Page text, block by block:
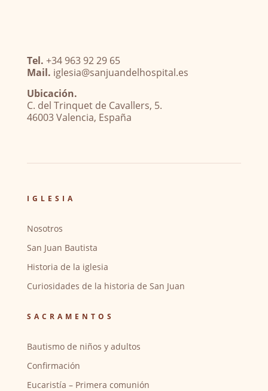
Tel. +34 963 92 29 65
Mail. iglesia@sanjuandelhospital.es
Ubicación.
C. del Trinquet de Cavallers, 5.
46003 Valencia, España
IGLESIA
Nosotros
San Juan Bautista
Historia de la iglesia
Curiosidades de la historia de San Juan
SACRAMENTOS
Bautismo de niños y adultos
Confirmación
Eucaristía – Primera comunión